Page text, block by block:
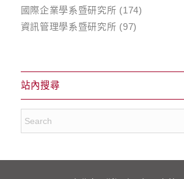
國際企業學系暨研究所 (174)
資訊管理學系暨研究所 (97)
站內搜尋